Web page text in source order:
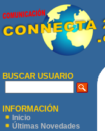
BUSCAR USUARIO
INFORMACIÓN
Inicio
Últimas Novedades